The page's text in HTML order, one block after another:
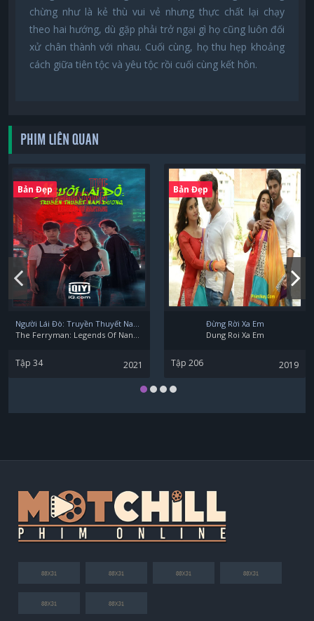
chừng như là kẻ thù vui vẻ nhưng thực chất lại chạy
theo hai hướng, dù gặp phải trở ngại gì họ cũng luôn đối
xử chân thành với nhau. Cuối cùng, họ thu hẹp khoảng
cách giữa tiên tộc và yêu tộc rồi cuối cùng kết hôn.
PHIM LIÊN QUAN
Bản Đẹp
Người Lái Đò: Truyền Thuyết Nam Dương
The Ferryman: Legends Of Nanyang
Tập 34 2021
Bản Đẹp
Đừng Rời Xa Em
Dung Roi Xa Em
Tập 206 2019